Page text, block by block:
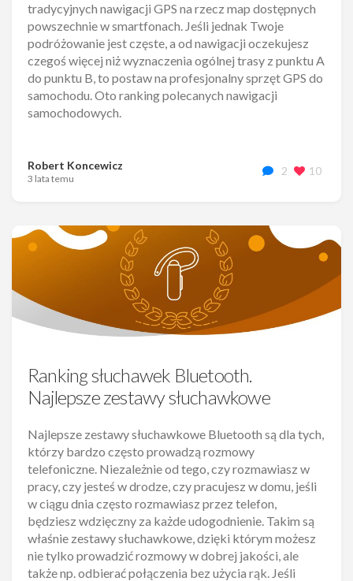
tradycyjnych nawigacji GPS na rzecz map dostępnych
powszechnie w smartfonach. Jeśli jednak Twoje
podróżowanie jest częste, a od nawigacji oczekujesz
czegoś więcej niż wyznaczenia ogólnej trasy z punktu A
do punktu B, to postaw na profesjonalny sprzęt GPS do
samochodu. Oto ranking polecanych nawigacji
samochodowych.
Robert Koncewicz
3 lata temu
2 10
Ranking słuchawek Bluetooth.
Najlepsze zestawy słuchawkowe
Najlepsze zestawy słuchawkowe Bluetooth są dla tych,
którzy bardzo często prowadzą rozmowy
telefoniczne. Niezależnie od tego, czy rozmawiasz w
pracy, czy jesteś w drodze, czy pracujesz w domu, jeśli
w ciągu dnia często rozmawiasz przez telefon,
będziesz wdzięczny za każde udogodnienie. Takim są
właśnie zestawy słuchawkowe, dzięki którym możesz
nie tylko prowadzić rozmowy w dobrej jakości, ale
także np. odbierać połączenia bez użycia rąk. Jeśli